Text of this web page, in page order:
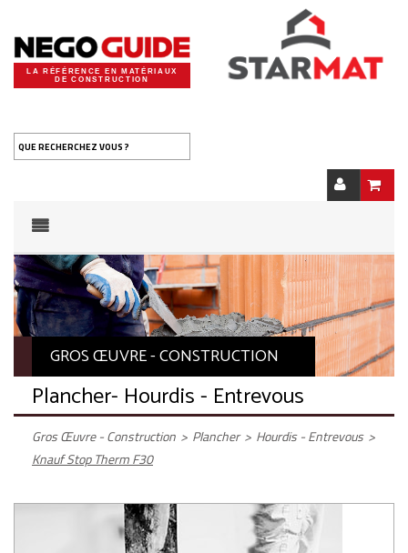
LA RÉFÉRENCE EN MATÉRIAUX
DE CONSTRUCTION
QUE RECHERCHEZ VOUS ?
GROS ŒUVRE - CONSTRUCTION
Plancher- Hourdis - Entrevous
Gros Œuvre - Construction > Plancher > Hourdis - Entrevous >
Knauf Stop Therm F30